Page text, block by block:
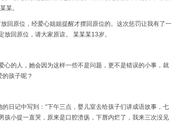
某。
回原位，经爱心姐姐提醒才摆回原位的。这次惩罚让我有了一
回原位，请大家原谅。 某某某13岁。
心的人，她会因为这样一些不是问题，更不是错误的小事，就
的孩子呢？
日记中写到：“下午三点，婴儿室去给孩子们讲成语故事，七
孩小提一直哭，原来是口腔溃疡，下唇内烂了，我来三次没见